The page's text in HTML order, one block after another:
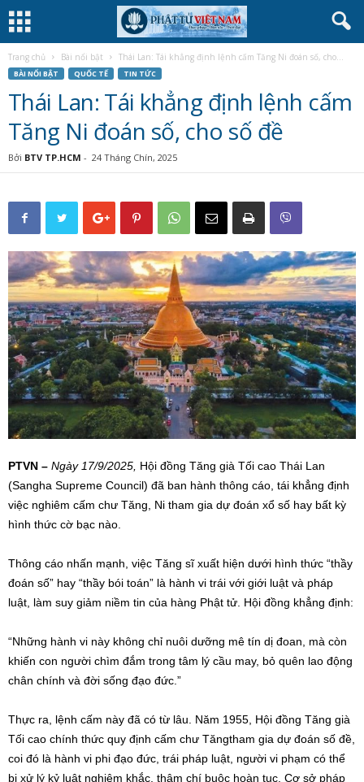
Trang chủ Bài nổi bật Thái Lan: Tái khẳng định lệnh cấm Tăng Ni đoán số, cho...
BÀI NỔI BẬT QUỐC TẾ TIN TỨC
Thái Lan: Tái khẳng định lệnh cấm
Tăng Ni đoán số, cho số đề
Bởi BTV TP.HCM - 24 Tháng Chín, 2025
PTVN – Ngày 17/9/2025, Hội đồng Tăng già Tối cao Thái Lan
(Sangha Supreme Council) đã ban hành thông cáo, tái khẳng định
việc nghiêm cấm chư Tăng, Ni tham gia dự đoán xổ số hay bất kỳ
hình thức cờ bạc nào.
Thông cáo nhấn mạnh, việc Tăng sĩ xuất hiện dưới hình thức “thầy
đoán số” hay “thầy bói toán” là hành vi trái với giới luật và pháp
luật, làm suy giảm niềm tin của hàng Phật tử. Hội đồng khẳng định:
“Những hành vi này không chỉ nuôi dưỡng mê tín dị đoan, mà còn
khiến con người chìm đắm trong tâm lý cầu may, bỏ quên lao động
chân chính và đời sống đạo đức.”
Thực ra, lệnh cấm này đã có từ lâu. Năm 1955, Hội đồng Tăng già
Tối cao chính thức quy định cấm chư Tăngtham gia dự đoán số đề,
coi đó là hành vi phi đạo đức, trái pháp luật, người vi phạm có thể
bị xử lý kỷ luật nghiêm khắc, thậm chí buộc hoàn tục. Cơ sở pháp